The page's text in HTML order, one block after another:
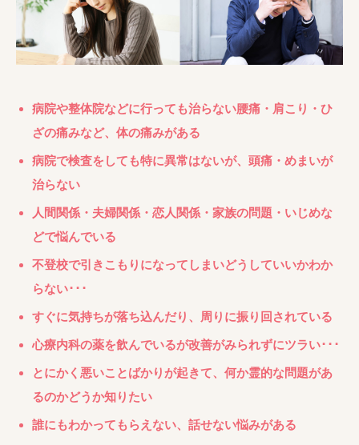
病院や整体院などに行っても治らない腰痛・肩こり・ひ
ざの痛みなど、体の痛みがある
病院で検査をしても特に異常はないが、頭痛・めまいが
治らない
人間関係・夫婦関係・恋人関係・家族の問題・いじめな
どで悩んでいる
不登校で引きこもりになってしまいどうしていいかわか
らない･･･
すぐに気持ちが落ち込んだり、周りに振り回されている
心療内科の薬を飲んでいるが改善がみられずにツラい･･･
とにかく悪いことばかりが起きて、何か霊的な問題があ
るのかどうか知りたい
誰にもわかってもらえない、話せない悩みがある